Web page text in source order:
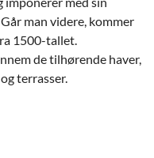
man videre, kommer
1500-tallet.
de tilhørende haver,
terrasser.